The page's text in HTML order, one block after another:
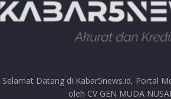
Selamat Datang di Kabar5news.id, Portal
oleh CV GEN MUDA